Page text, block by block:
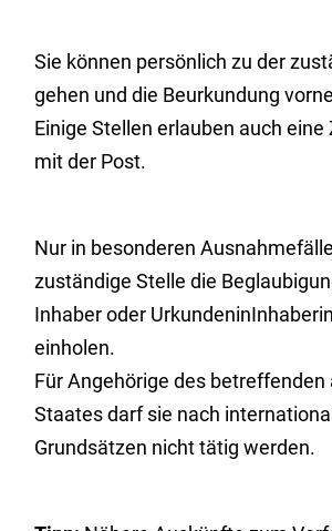
Sie können persönlich zu der
gehen und die Beurkundung
Einige Stellen erlauben auch eine
mit der Post.
Nur in besonderen
zuständige Stelle die
Inhaber oder
einholen.
Für Angehörige des betreffenden
Staates darf sie nach
Grundsätzen nicht tätig werden.